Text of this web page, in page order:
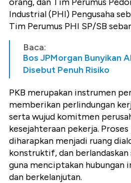
Industrial (PHI) Pengusaha
Tim Perumus PHI SP/SB
Baca:
Bos JPMorgan Bunyikan
Disebut Penuh Risiko
PKB merupakan instrumen
memberikan perlindungan
serta wujud komitmen
kesejahteraan pekerja.
diharapkan menjadi ruang
konstruktif, dan
guna menciptakan hubungan
dan berkelanjutan.